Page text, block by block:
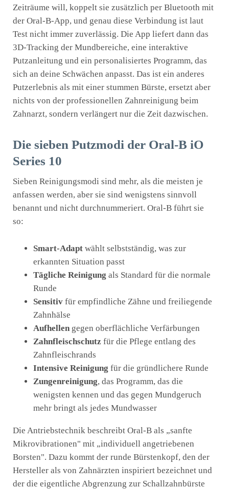
Zeiträume will, koppelt sie zusätzlich per Bluetooth mit
der Oral-B-App, und genau diese Verbindung ist laut
Test nicht immer zuverlässig. Die App liefert dann das
3D-Tracking der Mundbereiche, eine interaktive
Putzanleitung und ein personalisiertes Programm, das
sich an deine Schwächen anpasst. Das ist ein anderes
Putzerlebnis als mit einer stummen Bürste, ersetzt aber
nichts von der professionellen Zahnreinigung beim
Zahnarzt, sondern verlängert nur die Zeit dazwischen.
Die sieben Putzmodi der Oral-B iO
Series 10
Sieben Reinigungsmodi sind mehr, als die meisten je
anfassen werden, aber sie sind wenigstens sinnvoll
benannt und nicht durchnummeriert. Oral-B führt sie
so:
Smart-Adapt wählt selbstständig, was zur
erkannten Situation passt
Tägliche Reinigung als Standard für die normale
Runde
Sensitiv für empfindliche Zähne und freiliegende
Zahnhälse
Aufhellen gegen oberflächliche Verfärbungen
Zahnfleischschutz für die Pflege entlang des
Zahnfleischrands
Intensive Reinigung für die gründlichere Runde
Zungenreinigung, das Programm, das die
wenigsten kennen und das gegen Mundgeruch
mehr bringt als jedes Mundwasser
Die Antriebstechnik beschreibt Oral-B als „sanfte
Mikrovibrationen" mit „individuell angetriebenen
Borsten". Dazu kommt der runde Bürstenkopf, den der
Hersteller als von Zahnärzten inspiriert bezeichnet und
der die eigentliche Abgrenzung zur Schallzahnbürste